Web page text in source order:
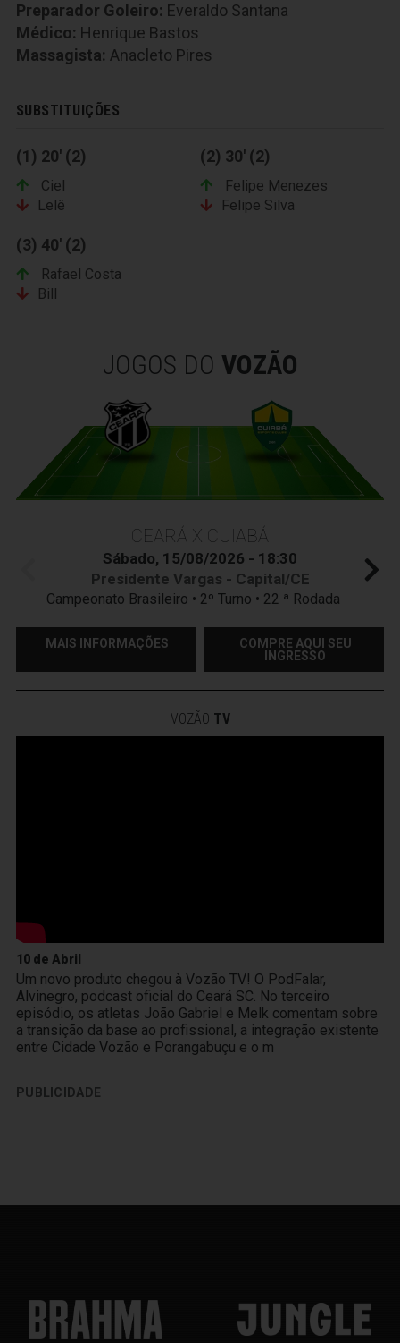
Preparador Goleiro: Everaldo Santana
Médico: Henrique Bastos
Massagista: Anacleto Pires
SUBSTITUIÇÕES
(1) 20' (2)
Ciel
Lelê
(2) 30' (2)
Felipe Menezes
Felipe Silva
(3) 40' (2)
Rafael Costa
Bill
JOGOS DO VOZÃO
CEARÁ X CUIABÁ
Sábado, 15/08/2026 - 18:30
Presidente Vargas - Capital/CE
Campeonato Brasileiro • 2º Turno • 22 ª Rodada
MAIS INFORMAÇÕES
COMPRE AQUI SEU
INGRESSO
VOZÃO TV
10 de Abril
Um novo produto chegou à Vozão TV! O PodFalar,
Alvinegro, podcast oficial do Ceará SC. No terceiro
episódio, os atletas João Gabriel e Melk comentam sobre
a transição da base ao profissional, a integração existente
entre Cidade Vozão e Porangabuçu e o m
PUBLICIDADE